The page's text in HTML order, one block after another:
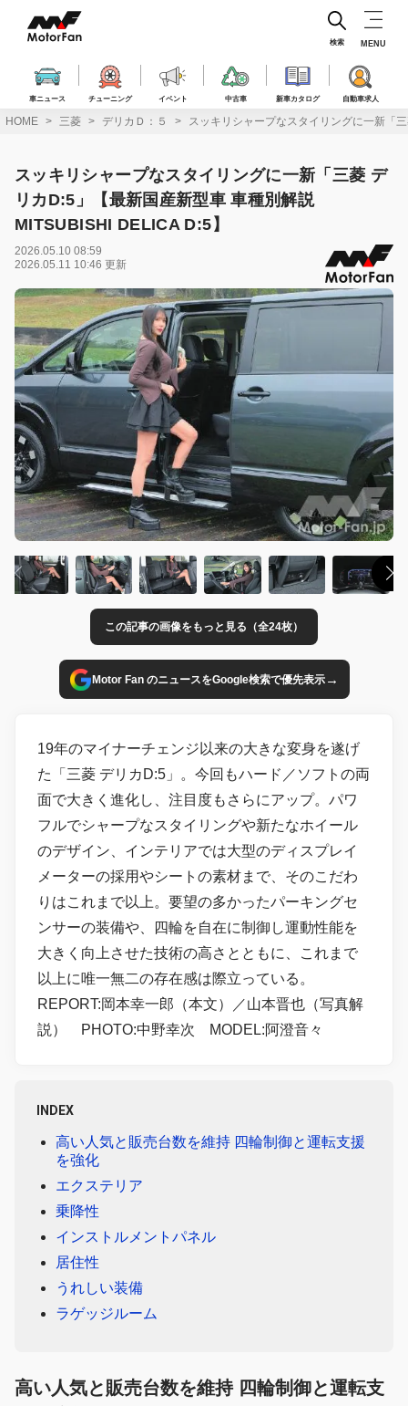
ス
車ニュース チューニング イベント 中古車 新車カタログ 自動車求人
検索 MENU
HOME 三菱 デリカＤ：５ スッキリシャープなスタイリングに一新「
スッキリシャープなスタイリングに一新「三菱 デ
リカD:5」【最新国産新型車 車種別解説
MITSUBISHI DELICA D:5】
2026.05.10 08:59
2026.05.11 10:46 更新
この記事の画像をもっと見る（全24枚）
Motor Fan のニュースをGoogle検索で優先表示→
19年のマイナーチェンジ以来の大きな変身を遂げ
た「三菱 デリカD:5」。今回もハード／ソフトの両
面で大きく進化し、注目度もさらにアップ。パワ
フルでシャープなスタイリングや新たなホイール
のデザイン、インテリアでは大型のディスプレイ
メーターの採用やシートの素材まで、そのこだわ
りはこれまで以上。要望の多かったパーキングセ
ンサーの装備や、四輪を自在に制御し運動性能を
大きく向上させた技術の高さとともに、これまで
以上に唯一無二の存在感は際立っている。
REPORT:岡本幸一郎（本文）／山本晋也（写真解
説） PHOTO:中野幸次 MODEL:阿澄音々
INDEX
高い人気と販売台数を維持 四輪制御と運転支援
を強化
エクステリア
乗降性
インストルメントパネル
居住性
うれしい装備
ラゲッジルーム
高い人気と販売台数を維持 四輪制御と運転支